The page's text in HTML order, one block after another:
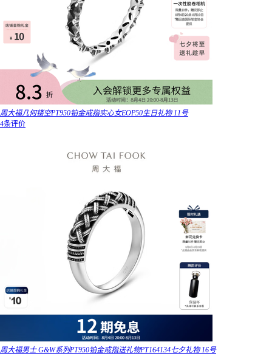
周大福几何镂空PT950铂金戒指实心女EOP50生日礼物 11号
4条评价
周大福男士 G&W系列PT950铂金戒指送礼物PT164134七夕礼物 16号